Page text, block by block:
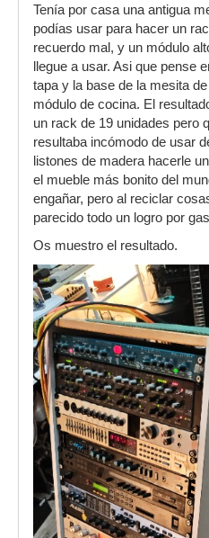
Tenía por casa una antigua
podías usar para hacer un
recuerdo mal, y un módulo
llegue a usar. Asi que pense
tapa y la base de la mesita
módulo de cocina. El
un rack de 19 unidades pero
resultaba incómodo de usar
listones de madera hacerle
el mueble más bonito del
engañar, pero al reciclar
parecido todo un logro por
Os muestro el resultado.